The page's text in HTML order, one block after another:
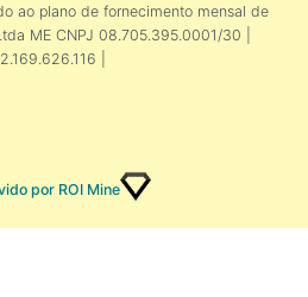
ao plano de fornecimento mensal de
ME CNPJ 08.705.395.0001/30 |
|
por ROI Mine